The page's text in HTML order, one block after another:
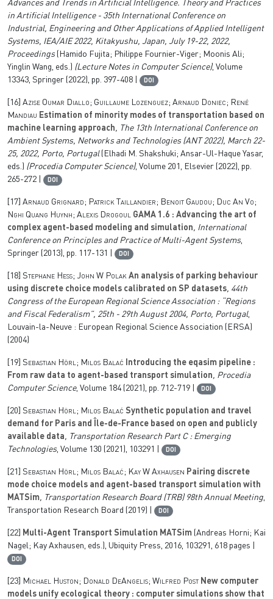
Advances and Trends in Artificial Intelligence. Theory and Practices
in Artificial Intelligence - 35th International Conference on
Industrial, Engineering and Other Applications of Applied Intelligent
Systems, IEA/AIE 2022, Kitakyushu, Japan, July 19-22, 2022,
Proceedings(Hamido Fujita; Philippe Fournier-Viger; Moonis Ali;
Yinglin Wang, eds.) (Lecture Notes in Computer Science), Volume
13343, Springer (2022), pp. 397-408 | DOI
[16] Azise Oumar Diallo; Guillaume Lozenguez; Arnaud Doniec; René
Mandiau Estimation of minority modes of transportation based on
machine learning approach, The 13th International Conference on
Ambient Systems, Networks and Technologies (ANT 2022), March 22-
25, 2022, Porto, Portugal(Elhadi M. Shakshuki; Ansar-Ul-Haque Yasar,
eds.) (Procedia Computer Science), Volume 201 , Elsevier (2022), pp.
265-272 |
DOI
[17] Arnaud Grignard; Patrick Taillandier; Benoit Gaudou; Duc An Vo;
Nghi Quang Huynh; Alexis Drogoul GAMA 1.6 : Advancing the art of
complex agent-based modeling and simulation, International
Conference on Principles and Practice of Multi-Agent Systems,
Springer (2013), pp. 117-131 |
DOI
[18] Stephane Hess; John W Polak An analysis of parking behaviour
using discrete choice models calibrated on SP datasets, 44th
Congress of the European Regional Science Association : “Regions
and Fiscal Federalism”, 25th - 29th August 2004, Porto, Portugal,
Louvain-la-Neuve : European Regional Science Association (ERSA)
(2004)
[19] Sebastian Hörl; Milos Balać Introducing the eqasim pipeline :
From raw data to agent-based transport simulation, Procedia
Computer Science, Volume 184(2021), pp. 712-719 | DOI
[20] Sebastian Hörl; Milos Balać Synthetic population and travel
demand for Paris and Île-de-France based on open and publicly
available data, Transportation Research Part C : Emerging
Technologies, Volume 130 (2021), 103291 | DOI
[21] Sebastian Hörl; Milos Balać; Kay W Axhausen Pairing discrete
mode choice models and agent-based transport simulation with
MATSim, Transportation Research Board (TRB) 98th Annual Meeting,
Transportation Research Board (2019) |
DOI
[22] Multi-Agent Transport Simulation MATSim (Andreas Horni; Kai
Nagel; Kay Axhausen, eds.), Ubiquity Press, 2016, 103291, 618 pages |
DOI
[23] Michael Huston; Donald DeAngelis; Wilfred Post New computer
models unify ecological theory : computer simulations show that